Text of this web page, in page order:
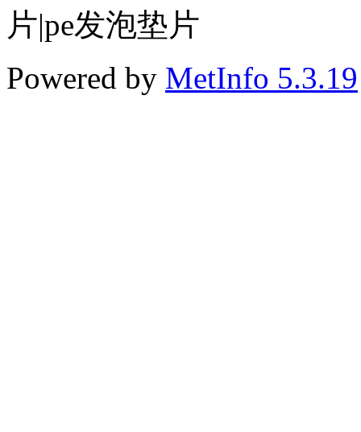
片|pe发泡垫片
Powered by MetInfo 5.3.19